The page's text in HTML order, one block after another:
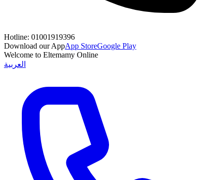
Hotline: 01001919396
Download our AppApp StoreGoogle Play
Welcome to Eltemamy Online
العربية